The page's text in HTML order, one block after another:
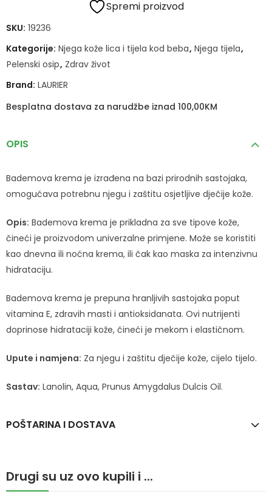
Spremi proizvod
SKU: 19236
Kategorije: Njega kože lica i tijela kod beba, Njega tijela,
Pelenski osip, Zdrav život
Brand: LAURIER
Besplatna dostava za narudžbe iznad 100,00KM
OPIS
Bademova krema je izrađena na bazi prirodnih sastojaka,
omogućava potrebnu njegu i zaštitu osjetljive dječije kože.
Opis: Bademova krema je prikladna za sve tipove kože,
čineći je proizvodom univerzalne primjene. Može se koristiti
kao dnevna ili noćna krema, ili čak kao maska za intenzivnu
hidrataciju.
Bademova krema je prepuna hranljivih sastojaka poput
vitamina E, zdravih masti i antioksidanata. Ovi nutrijenti
doprinose hidrataciji kože, čineći je mekom i elastičnom.
Upute i namjena: Za njegu i zaštitu dječije kože, cijelo tijelo.
Sastav: Lanolin, Aqua, Prunus Amygdalus Dulcis Oil.
POŠTARINA I DOSTAVA
Drugi su uz ovo kupili i ...